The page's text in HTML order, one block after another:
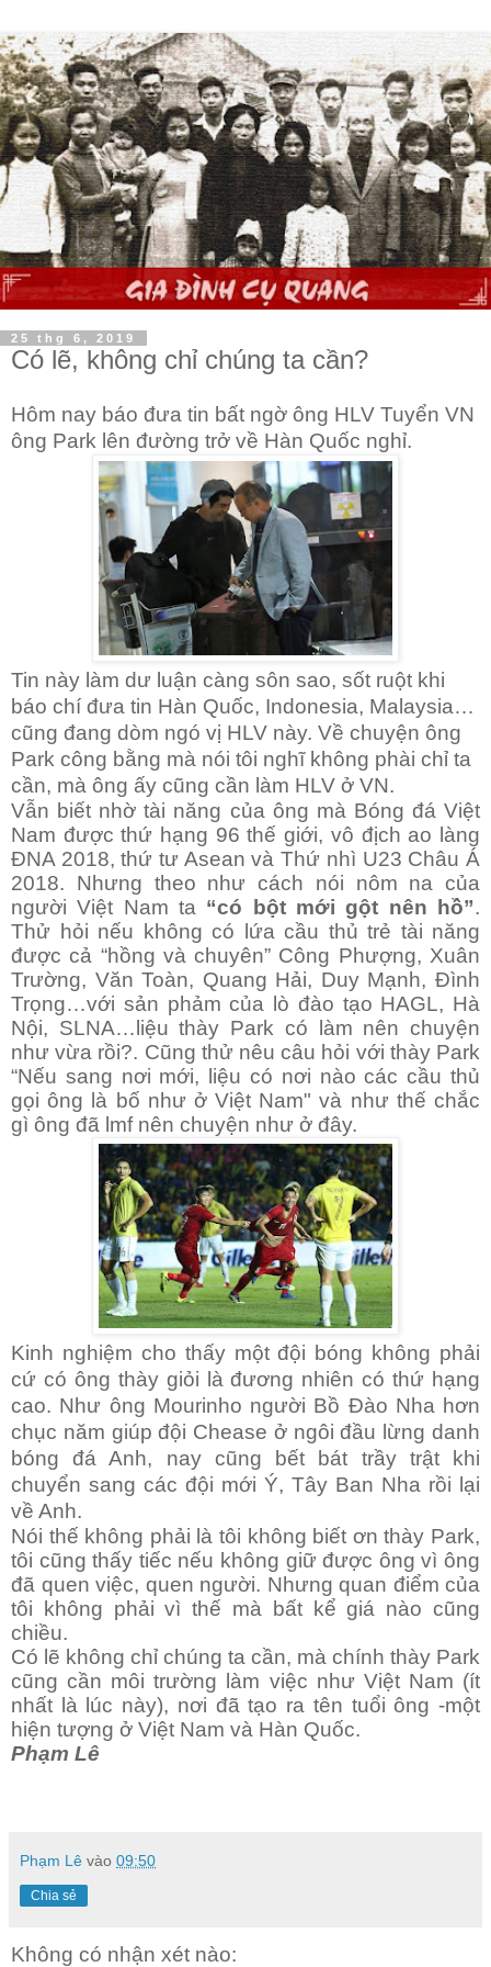
25 thg 6, 2019
Có lẽ, không chỉ chúng ta cần?
Hôm nay báo đưa tin bất ngờ ông HLV Tuyển VN
ông Park lên đường trở về Hàn Quốc nghỉ.
Tin này làm dư luận càng sôn sao, sốt ruột khi
báo chí đưa tin Hàn Quốc, Indonesia, Malaysia…
cũng đang dòm ngó vị HLV này. Về chuyện ông
Park công bằng mà nói tôi nghĩ không phài chỉ ta
cần, mà ông ấy cũng cần làm HLV ở VN.
Vẫn biết nhờ tài năng của ông mà Bóng đá Việt
Nam được thứ hạng 96 thế giới, vô địch ao làng
ĐNA 2018, thứ tư Asean và Thứ nhì U23 Châu Á
2018. Nhưng theo như cách nói nôm na của
người Việt Nam ta “có bột mới gột nên hồ”.
Thử hỏi nếu không có lứa cầu thủ trẻ tài năng
được cả “hồng và chuyên” Công Phượng, Xuân
Trường, Văn Toàn, Quang Hải, Duy Mạnh, Đình
Trọng…với sản phảm của lò đào tạo HAGL, Hà
Nội, SLNA…liệu thày Park có làm nên chuyện
như vừa rồi?. Cũng thử nêu câu hỏi với thày Park
“Nếu sang nơi mới, liệu có nơi nào các cầu thủ
gọi ông là bố như ở Việt Nam" và như thế chắc
gì ông đã lmf nên chuyện như ở đây.
Kinh nghiệm cho thấy một đội bóng không phải
cứ có ông thày giỏi là đương nhiên cóthứ hạng
cao. Như ông Mourinho người Bồ Đào Nha hơn
chục năm giúp đội Chease ở ngôi đầu lừng danh
bóng đá Anh, nay cũng bết bát trầy trật khi
chuyển sang các đội mới Ý, Tây Ban Nha rồi lại
về Anh.
Nói thế không phải là tôi không biết ơn thày Park,
tôi cũng thấy tiếc nếu không giữ được ông vì ông
đã quen việc, quen người. Nhưng quan điểm của
tôi không phải vì thế mà bất kể giá nào cũng
chiều.
Có lẽ không chỉ chúng ta cần, mà chính thày Park
cũng cần môi trường làm việc như Việt Nam (ít
nhất là lúc này), nơi đã tạo ra tên tuổi ông -một
hiện tượng ở Việt Nam và Hàn Quốc.
Phạm Lê
Phạm Lê vào 09:50
Chia sẻ
Không có nhận xét nào: